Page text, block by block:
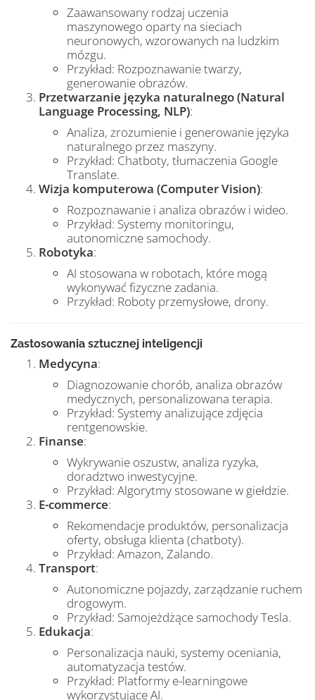
Zaawansowany rodzaj uczenia
maszynowego oparty na sieciach
neuronowych, wzorowanych na ludzkim
mózgu.
Przykład: Rozpoznawanie twarzy,
generowanie obrazów.
Przetwarzanie języka naturalnego (Natural
Language Processing, NLP):
Analiza, zrozumienie i generowanie języka
naturalnego przez maszyny.
Przykład: Chatboty, tłumaczenia Google
Translate.
Wizja komputerowa (Computer Vision):
Rozpoznawanie i analiza obrazów i wideo.
Przykład: Systemy monitoringu,
autonomiczne samochody.
Robotyka:
AI stosowana w robotach, które mogą
wykonywać fizyczne zadania.
Przykład: Roboty przemysłowe, drony.
Zastosowania sztucznej inteligencji
Medycyna:
Diagnozowanie chorób, analiza obrazów
medycznych, personalizowana terapia.
Przykład: Systemy analizujące zdjęcia
rentgenowskie.
Finanse:
Wykrywanie oszustw, analiza ryzyka,
doradztwo inwestycyjne.
Przykład: Algorytmy stosowane w giełdzie.
E-commerce:
Rekomendacje produktów, personalizacja
oferty, obsługa klienta (chatboty).
Przykład: Amazon, Zalando.
Transport:
Autonomiczne pojazdy, zarządzanie ruchem
drogowym.
Przykład: Samojeżdżące samochody Tesla.
Edukacja:
Personalizacja nauki, systemy oceniania,
automatyzacja testów.
Przykład: Platformy e-learningowe
wykorzystujące AI.